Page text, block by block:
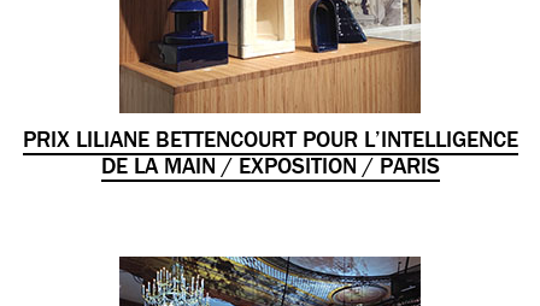
PRIX LILIANE BETTENCOURT POUR L’INTELLIGENCE
DE LA MAIN / EXPOSITION / PARIS